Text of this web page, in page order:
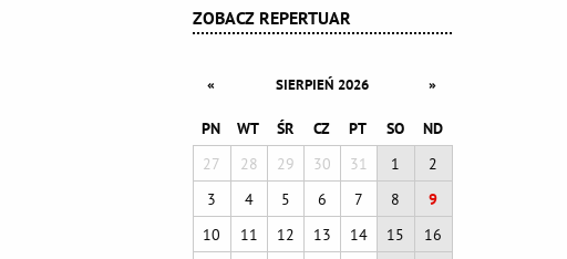
ZOBACZ REPERTUAR
« SIERPIEŃ 2026 »
PN WT ŚR CZ PT SO
ND
27
28 29 30 31 1
2
3
4 5 6 7 8
9
10
11 12 13 14 15
16